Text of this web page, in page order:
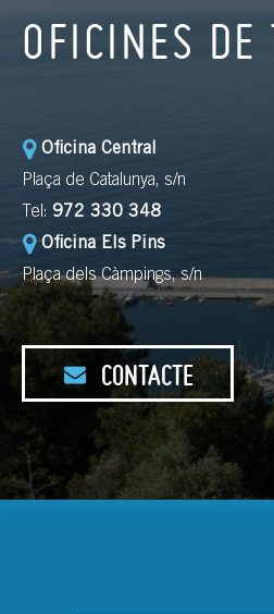
OFICINES DE
Oficina Central
Plaça de Catalunya, s/n
Tel: 972 330 348
Oficina Els Pins
Plaça dels Càmpings, s/n
CONTACTE